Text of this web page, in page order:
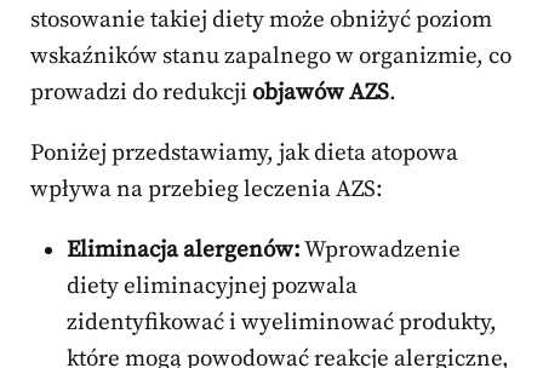
stosowanie takiej diety może obniżyć poziom
wskaźników stanu zapalnego w organizmie, co
prowadzi do redukcji objawów AZS.
Poniżej przedstawiamy, jak dieta atopowa
wpływa na przebieg leczenia AZS:
Eliminacja alergenów:Wprowadzenie
diety eliminacyjnej pozwala
zidentyfikować i wyeliminować produkty,
które mogą powodować reakcje alergiczne,